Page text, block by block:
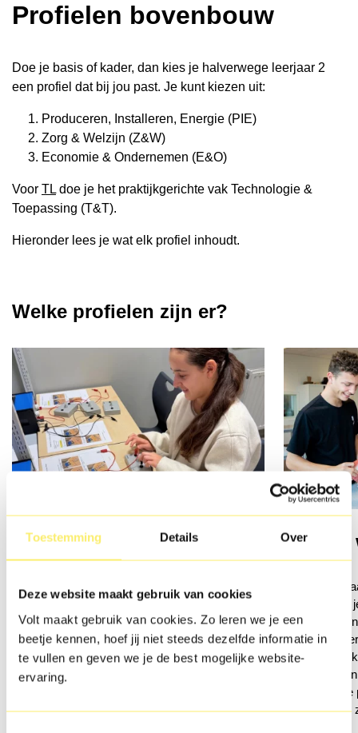
Toestemming Details Over
Deze website maakt gebruik van cookies
Volt maakt gebruik van cookies. Zo leren we je een
beetje kennen, hoef jij niet steeds dezelfde informatie in
te vullen en geven we je de best mogelijke website-
ervaring.
Profielen bovenbouw
Doe je basis of kader, dan kies je halverwege leerjaar 2
een profiel dat bij jou past. Je kunt kiezen uit:
Produceren, Installeren, Energie (PIE)
Zorg & Welzijn (Z&W)
Economie & Ondernemen (E&O)
Voor TL doe je het praktijkgerichte vak Technologie &
Toepassing (T&T).
Hieronder lees je wat elk profiel inhoudt.
Welke profielen zijn er?
Produceren, Installeren,
Energie (PIE)
Vind jij techniek interessant? Misschien
LEGO of een soldeerbout. Of help je graag
bij het repareren van apparaten en klussen
in huis. Dan is PIE iets voor jou. Dit profiel
gaat over lassen, installeren en technische
samen met ROC Midden Nederland.
Zorg &
Werk je
leer je
maakt
uiterlijke
nu wilt
kapper of
je wat bij
doorzetten